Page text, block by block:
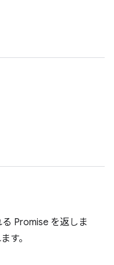
Promise を返しま
す。